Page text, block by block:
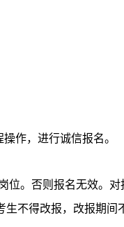
作，进行诚信报名。
位。否则报名无效。
不得改报，改报期间